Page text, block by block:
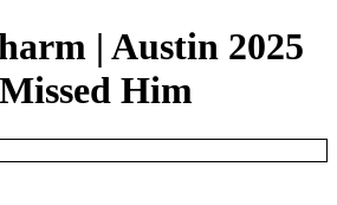
| Austin 2025
Him